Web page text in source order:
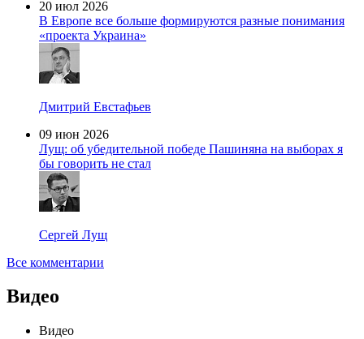
20 июл 2026
В Европе все больше формируются разные понимания
«проекта Украина»
Дмитрий Евстафьев
09 июн 2026
Лущ: об убедительной победе Пашиняна на выборах я
бы говорить не стал
Сергей Лущ
Все комментарии
Видео
Видео